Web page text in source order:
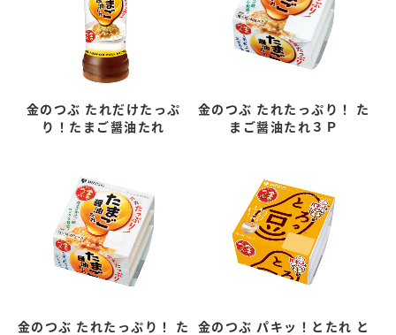
金のつぶ たれだけたっぷ
り！たまご醤油たれ
金のつぶ たれたっぷり！ た
まご醤油たれ３Ｐ
金のつぶ たれたっぷり！ た
金のつぶ パキッ！とたれ と